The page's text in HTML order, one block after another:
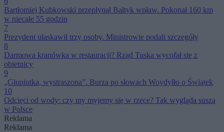
Bartłomiej Kubkowski przepłynął Bałtyk wpław. Pokonał 160 km
w niecałe 55 godzin
7
Prezydent ułaskawił trzy osoby. Ministrowie podali szczegóły
8
Darmowa kranówka w restauracji? Rząd Tuska wycofał się z
obietnicy
9
„Głupiutka, wystraszona”. Burza po słowach Woydyłło o Świątek
10
Odcięci od wody: czy my myjemy się w rzece? Tak wygląda susza
w Polsce
Reklama
Reklama